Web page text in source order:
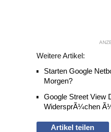
Weitere Artikel:
Starten Google
Morgen?
Google Street View
WidersprÃ¼chen
Artikel teilen